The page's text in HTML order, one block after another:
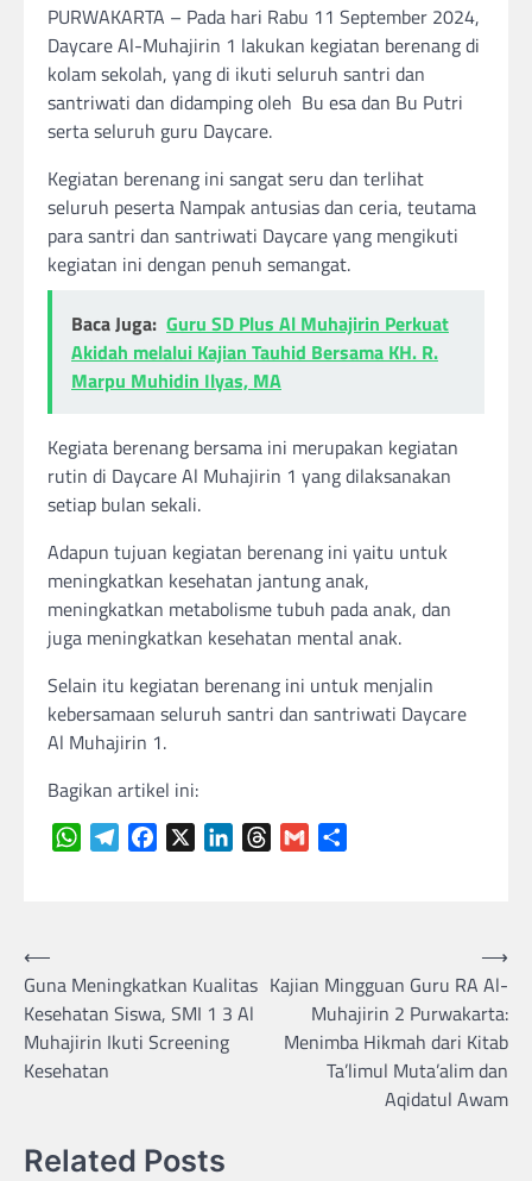
PURWAKARTA – Pada hari Rabu 11 September 2024,
Daycare Al-Muhajirin 1 lakukan kegiatan berenang di
kolam sekolah, yang di ikuti seluruh santri dan
santriwati dan didamping oleh Bu esa dan Bu Putri
serta seluruh guru Daycare.
Kegiatan berenang ini sangat seru dan terlihat
seluruh peserta Nampak antusias dan ceria, teutama
para santri dan santriwati Daycare yang mengikuti
kegiatan ini dengan penuh semangat.
Baca Juga: Guru SD Plus Al Muhajirin Perkuat
Akidah melalui Kajian Tauhid Bersama KH. R.
Marpu Muhidin Ilyas, MA
Kegiata berenang bersama ini merupakan kegiatan
rutin di Daycare Al Muhajirin 1 yang dilaksanakan
setiap bulan sekali.
Adapun tujuan kegiatan berenang ini yaitu untuk
meningkatkan kesehatan jantung anak,
meningkatkan metabolisme tubuh pada anak, dan
juga meningkatkan kesehatan mental anak.
Selain itu kegiatan berenang ini untuk menjalin
kebersamaan seluruh santri dan santriwati Daycare
Al Muhajirin 1.
Bagikan artikel ini:
WhatsAppTelegramFacebook LinkedInThreads
Gmail
Navigasi
pos
⟵
Guna Meningkatkan Kualitas
Kesehatan Siswa, SMI 1 3 Al
Muhajirin Ikuti Screening
Kesehatan
Kajian Mingguan Guru RA Al-
Muhajirin 2 Purwakarta:
Menimba Hikmah dari Kitab
Ta’limul Muta’alim dan
Aqidatul Awam
⟶
Related Posts